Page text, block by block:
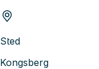
Sted
Kongsberg